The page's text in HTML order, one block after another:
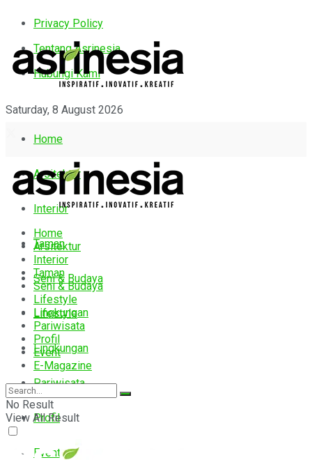
Privacy Policy
Tentang Asrinesia
Hubungi Kami
Saturday, 8 August 2026
Home
Arsitektur
Interior
Taman
Seni & Budaya
Lifestyle
Lingkungan
Pariwisata
Profil
Event
Home
Arsitektur
Interior
Taman
Seni & Budaya
Lifestyle
Lingkungan
Pariwisata
Profil
Event
E-Magazine
No Result
View All Result